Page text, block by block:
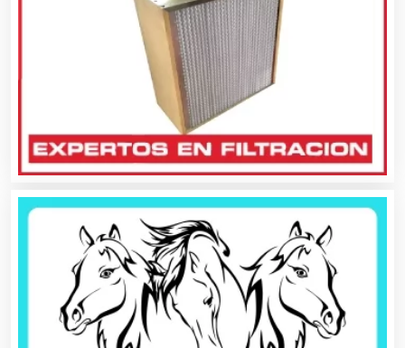
Aseguradoras
Asesores Técnicos
Asesoría Fiscal
Asilos
Asociaciones Civiles